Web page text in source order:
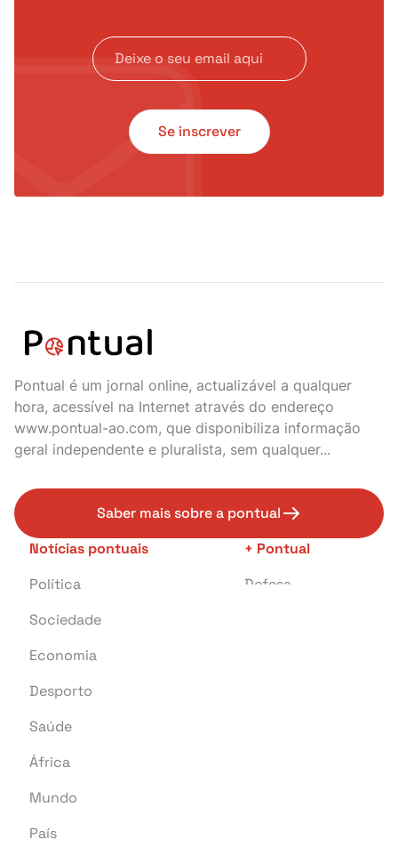
Se inscrever
Pontual é um jornal online, actualizável a qualquer
hora, acessível na Internet através do endereço
www.pontual-ao.com, que disponibiliza informação
geral independente e pluralista, sem qualquer...
Saber mais sobre a pontual
Notícias pontuais
Política
Sociedade
Economia
Desporto
Saúde
África
Mundo
País
+ Pontual
Defesa